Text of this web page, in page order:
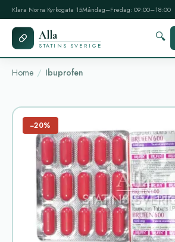
Klara Norra Kyrkogata 15Måndag–Fredag: 09:00–18:00
Alla
STATINS SVERIGE
🔍
Home Ibuprofen
−20%